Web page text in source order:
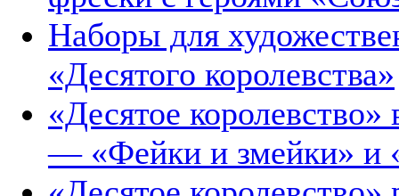
Наборы для
«Десятого королевства»
«Десятое
— «Фейки и змейки» и